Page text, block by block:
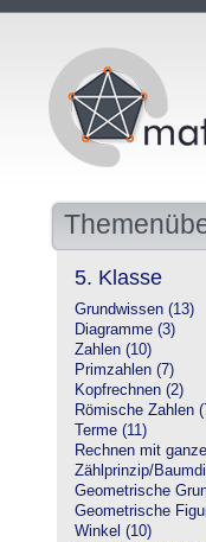
5. Klasse
Grundwissen (13)
Diagramme (3)
Zahlen (10)
Primzahlen (7)
Kopfrechnen (2)
Römische Zahlen
Terme (11)
Rechnen mit
Zählprinzip/
Geometrische
Geometrische
Winkel (10)